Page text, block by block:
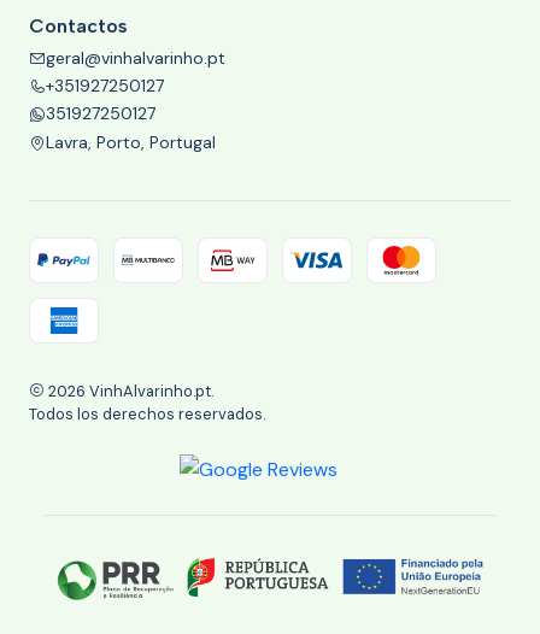
Contactos
geral@vinhalvarinho.pt
+351927250127
351927250127
Lavra, Porto, Portugal
2026 VinhAlvarinho.pt.
Todos los derechos reservados.